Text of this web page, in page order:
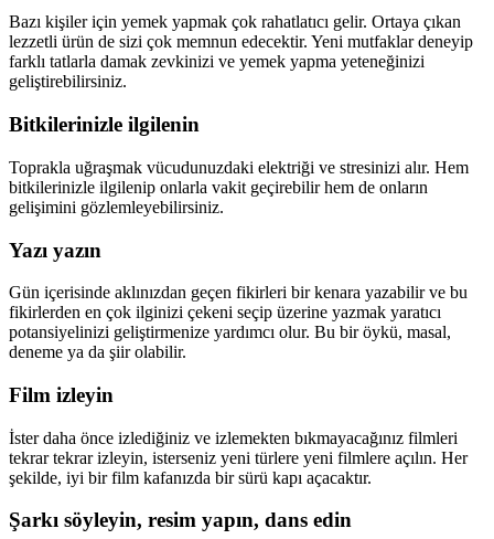
Bazı kişiler için yemek yapmak çok rahatlatıcı gelir. Ortaya çıkan
lezzetli ürün de sizi çok memnun edecektir. Yeni mutfaklar deneyip
farklı tatlarla damak zevkinizi ve yemek yapma yeteneğinizi
geliştirebilirsiniz.
Bitkilerinizle ilgilenin
Toprakla uğraşmak vücudunuzdaki elektriği ve stresinizi alır. Hem
bitkilerinizle ilgilenip onlarla vakit geçirebilir hem de onların
gelişimini gözlemleyebilirsiniz.
Yazı yazın
Gün içerisinde aklınızdan geçen fikirleri bir kenara yazabilir ve bu
fikirlerden en çok ilginizi çekeni seçip üzerine yazmak yaratıcı
potansiyelinizi geliştirmenize yardımcı olur. Bu bir öykü, masal,
deneme ya da şiir olabilir.
Film izleyin
İster daha önce izlediğiniz ve izlemekten bıkmayacağınız filmleri
tekrar tekrar izleyin, isterseniz yeni türlere yeni filmlere açılın. Her
şekilde, iyi bir film kafanızda bir sürü kapı açacaktır.
Şarkı söyleyin, resim yapın, dans edin